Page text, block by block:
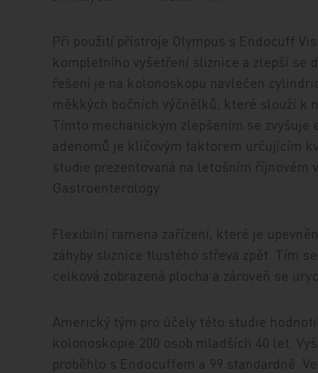
Při použití přístroje Olympus s Endocuff
kompletního vyšetření sliznice a zlepší se
řešení je na kolonoskopu navlečen
měkkých bočních výčnělků, které slouží k
Tímto mechanickým zlepšením se
adenomů je klíčovým faktorem určujícím
studie prezentovaná na letošním
Gastroenterology.
Flexibilní ramena zařízení, které je
záhyby sliznice tlustého střeva zpět. Tím
celková zobrazená plocha a zároveň se
Americký tým pro účely této studie
kolonoskopie 200 osob mladších 40 let.
proběhlo s Endocuffem a 99 standardně.